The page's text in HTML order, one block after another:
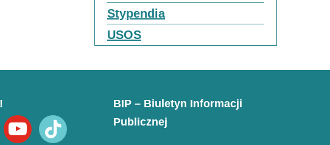
Stypendia
USOS
youtube tiktok
BIP – Biuletyn Informacji
Publicznej